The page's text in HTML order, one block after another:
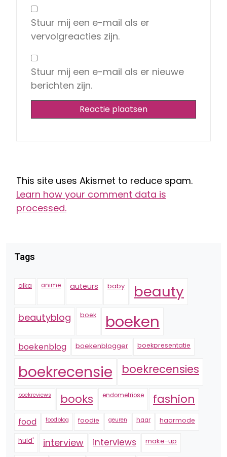
Stuur mij een e-mail als er
vervolgreacties zijn.
Stuur mij een e-mail als er nieuwe
berichten zijn.
This site uses Akismet to reduce spam.
Learn how your comment data is
processed.
Tags
alka anime auteurs baby beauty
beautyblog boek boeken
boekenblog boekenblogger boekpresentatie
boekrecensie boekrecensies
boekreviews books endometriose fashion
food foodblog foodie geuren haar haarmode
huid' interview interviews make-up